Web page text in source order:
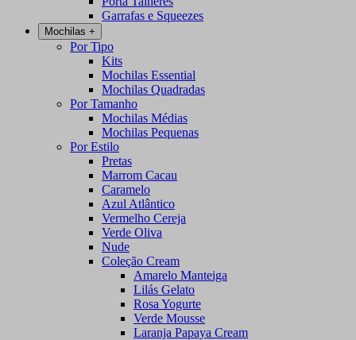
Garrafas e Squeezes
Mochilas +
Por Tipo
Kits
Mochilas Essential
Mochilas Quadradas
Por Tamanho
Mochilas Médias
Mochilas Pequenas
Por Estilo
Pretas
Marrom Cacau
Caramelo
Azul Atlântico
Vermelho Cereja
Verde Oliva
Nude
Coleção Cream
Amarelo Manteiga
Lilás Gelato
Rosa Yogurte
Verde Mousse
Laranja Papaya Cream